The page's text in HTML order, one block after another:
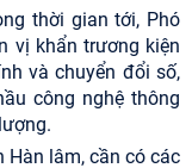
thời gian tới, Phó
vị khẩn trương kiện
và chuyển đổi số,
công nghệ thông
lâm, cần có các